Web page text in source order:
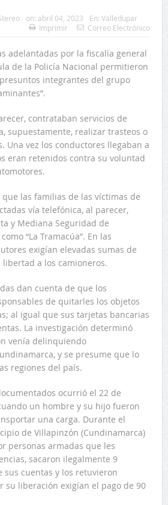
on: abril 04, 2023 En: Valledupar
Imprimir Correo Electrónico
adelantadas por la fiscalía general
de la Policía Nacional permitieron
integrantes del grupo
contrataban servicios de
supuestamente, realizar trasteos o
Una vez los conductores llegaban a
eran retenidos contra su voluntad
las familias de las víctimas de
vía telefónica, al parecer,
y Mediana Seguridad de
“La Tramacúa”. En las
exigían elevadas sumas de
a los camioneros.
dan cuenta de que los
de quitarles los objetos
al igual que sus tarjetas bancarias
La investigación determinó
venía delinquiendo
y se presume que lo
regiones del país.
ocurrió el 22 de
un hombre y su hijo fueron
una carga. Durante el
de Villapinzón (Cundinamarca)
personas armadas que les
sacaron ilegalmente 9
sus cuentas y los retuvieron
su liberación exigían el pago de 90